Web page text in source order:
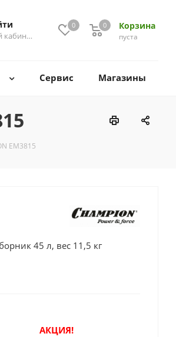
0 Корзина
0
пуста
0
Мой кабинет
Сервис Магазины
EM3815
45 л, вес 11,5 кг
АКЦИЯ!